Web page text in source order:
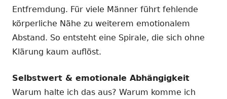
Entfremdung. Für viele Männer führt fehlende
körperliche Nähe zu weiterem emotionalem
Abstand. So entsteht eine Spirale, die sich ohne
Klärung kaum auflöst.
Selbstwert & emotionale Abhängigkeit
Warum halte ich das aus? Warum komme ich